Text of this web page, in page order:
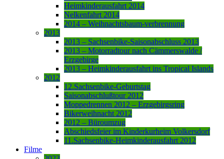
Heimkinderausfahrt 2014
Nelkenfahrt 2014
2014 – Weihnachtsbaum-verbrennung
2013
2013 – Sachsenbike-Saisonabschluss 2013
2013 – Motorradtour nach Cämmerswalde /
Erzgebirge
2013 – Heimkinderausfahrt ins Tropical Islands
2012
12.Sachsenbike-Geburtstag
Saisonabschlußtour 2012
Moppedrennen 2012 – Erzgebirgsring
Bikerweihnacht 2012
2012 – Büroumzug
Abschiedsfeier im Kinderkurheim Volkersdorf
11.Sachsenbike-Heimkinderausfahrt 2012
Filme